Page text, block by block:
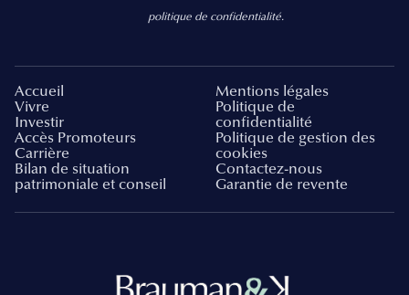
politique de confidentialité.
Accueil
Vivre
Investir
Accès Promoteurs
Carrière
Bilan de situation
patrimoniale et conseil
Mentions légales
Politique de
confidentialité
Politique de gestion des
cookies
Contactez-nous
Garantie de revente